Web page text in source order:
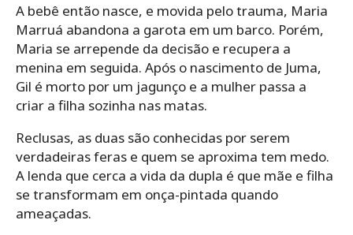
A bebê então nasce, e movida pelo trauma, Maria
Marruá abandona a garota em um barco. Porém,
Maria se arrepende da decisão e recupera a
menina em seguida. Após o nascimento de Juma,
Gil é morto por um jagunço e a mulher passa a
criar a filha sozinha nas matas.
Reclusas, as duas são conhecidas por serem
verdadeiras feras e quem se aproxima tem medo.
A lenda que cerca a vida da dupla é que mãe e filha
se transformam em onça-pintada quando
ameaçadas.